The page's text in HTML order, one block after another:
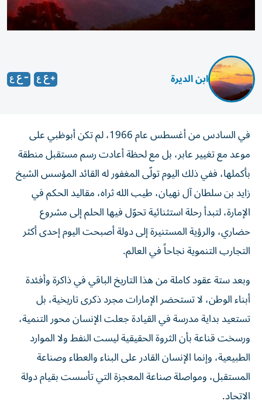
ابن الديرة
في السادس من أغسطس عام 1966، لم تكن أبوظبي على
موعد مع تغيير عابر، بل مع لحظة أعادت رسم مستقبل منطقة
بأكملها، ففي ذلك اليوم تولّى المغفور له القائد المؤسس الشيخ
زايد بن سلطان آل نهيان، طيب الله ثراه، مقاليد الحكم في
الإمارة، لتبدأ رحلة استثنائية تحوّل فيها الحلم إلى مشروع
حضاري، والرؤية المستنيرة إلى دولة أصبحت اليوم إحدى أكثر
التجارب التنموية نجاحاً في العالم.
وبعد ستة عقود كاملة من هذا التاريخ الباقي في ذاكرة وأفئدة
أبناء الوطن، لا تستحضر الإمارات مجرد ذكرى تاريخية، بل
تستعيد بداية مدرسة في القيادة جعلت الإنسان محور التنمية،
ورسخت قناعة بأن الثروة الحقيقية ليست النفط ولا الموارد
الطبيعية، وإنما الإنسان القادر على البناء والعطاء وصناعة
المستقبل، ومواصلة صناعة المعجزة التي تأسست بقيام دولة
الاتحاد.